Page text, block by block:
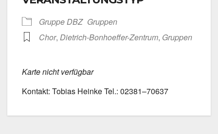
Grup­pe DBZ Grup­pen
Chor, Dietrich-Bonhoeffer-Zentrum, Grup­pen
Kar­te nicht ver­füg­bar
Kon­takt: Tobi­as Hein­ke Tel.: 02381–70637